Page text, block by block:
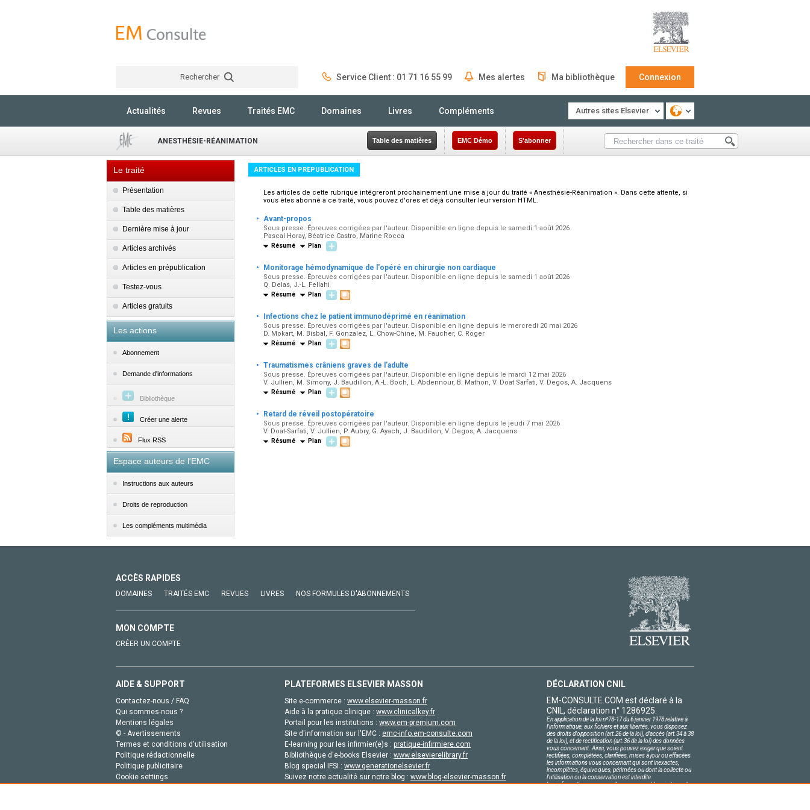
Rechercher Service Client : 01 71 16 55 99 Mes alertes Ma bibliothèque Connexion
Actualités Revues Traités EMC Domaines Livres Compléments Autres sites Elsevier
ANESTHÉSIE-RÉANIMATION Table des matières EMC Démo S'abonner
Le traité
Présentation
Table des matières
Dernière mise à jour
Articles archivés
Articles en prépublication
Testez-vous
Articles gratuits
Les actions
Abonnement
Demande d'informations
Bibliothèque
Créer une alerte
Flux RSS
Espace auteurs de l'EMC
Instructions aux auteurs
Droits de reproduction
Les compléments multimédia
ARTICLES EN PRÉPUBLICATION
Les articles de cette rubrique intégreront prochainement une mise à jour du traité « Anesthésie-Réanimation ». Dans cette attente, si
vous êtes abonné à ce traité, vous pouvez d'ores et déjà consulter leur version HTML.
· Avant-propos
Sous presse. Épreuves corrigées par l'auteur. Disponible en ligne depuis le samedi 1 août 2026
Pascal Horay, Béatrice Castro, Marine Rocca
Résumé Plan
· Monitorage hémodynamique de l'opéré en chirurgie non cardiaque
Sous presse. Épreuves corrigées par l'auteur. Disponible en ligne depuis le samedi 1 août 2026
Q. Delas, J.-L. Fellahi
Résumé Plan
· Infections chez le patient immunodéprimé en réanimation
Sous presse. Épreuves corrigées par l'auteur. Disponible en ligne depuis le mercredi 20 mai 2026
D. Mokart, M. Bisbal, F. Gonzalez, L. Chow-Chine, M. Faucher, C. Roger
Résumé Plan
· Traumatismes crâniens graves de l'adulte
Sous presse. Épreuves corrigées par l'auteur. Disponible en ligne depuis le mardi 12 mai 2026
V. Jullien, M. Simony, J. Baudillon, A.-L. Boch, L. Abdennour, B. Mathon, V. Doat Sarfati, V. Degos, A. Jacquens
Résumé Plan
· Retard de réveil postopératoire
Sous presse. Épreuves corrigées par l'auteur. Disponible en ligne depuis le jeudi 7 mai 2026
V. Doat-Sarfati, V. Jullien, P. Aubry, G. Ayach, J. Baudillon, V. Degos, A. Jacquens
Résumé Plan
ACCÈS RAPIDES
DOMAINES TRAITÉS EMC REVUES LIVRES NOS FORMULES D'ABONNEMENTS
MON COMPTE
CRÉER UN COMPTE
AIDE & SUPPORT
Contactez-nous / FAQ
Qui sommes-nous ?
Mentions légales
© - Avertissements
Termes et conditions d'utilisation
Politique rédactionnelle
Politique publicitaire
Cookie settings
PLATEFORMES ELSEVIER MASSON
Site e-commerce : www.elsevier-masson.fr
Aide à la pratique clinique : www.clinicalkey.fr
Portail pour les institutions : www.em-premium.com
Site d'information sur l'EMC : emc-info.em-consulte.com
E-learning pour les infirmier(e)s : pratique-infirmiere.com
Bibliothèque d'e-books Elsevier : www.elsevierelibrary.fr
Blog special IFSI : www.generationelsevier.fr
Suivez notre actualité sur notre blog : www.blog-elsevier-masson.fr
DÉCLARATION CNIL
EM-CONSULTE.COM est déclaré à la
CNIL, déclaration n° 1286925.
En application de la loi nº78-17 du 6 janvier 1978 relative à
l'informatique, aux fichiers et aux libertés, vous disposez
des droits d'opposition (art.26 de la loi), d'accès (art.34 à 38
de la loi), et de rectification (art.36 de la loi) des données
vous concernant. Ainsi, vous pouvez exiger que soient
rectifiées, complétées, clarifiées, mises à jour ou effacées
les informations vous concernant qui sont inexactes,
incomplètes, équivoques, périmées ou dont la collecte ou
l'utilisation ou la conservation est interdite.
Les informations personnelles concernant les visiteurs de